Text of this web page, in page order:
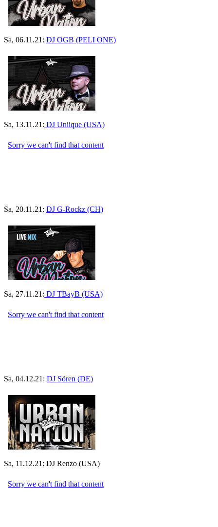
Sa, 06.11.21: DJ OGB (PELI ONE)
Sa, 13.11.21: DJ Uniique (USA)
Sa, 20.11.21: DJ G-Rockz (CH)
Sa, 27.11.21: DJ TBayB (USA)
Sa, 04.12.21: DJ Sören (DE)
Sa, 11.12.21: DJ Renzo (USA)